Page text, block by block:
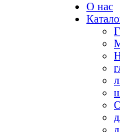
О нас